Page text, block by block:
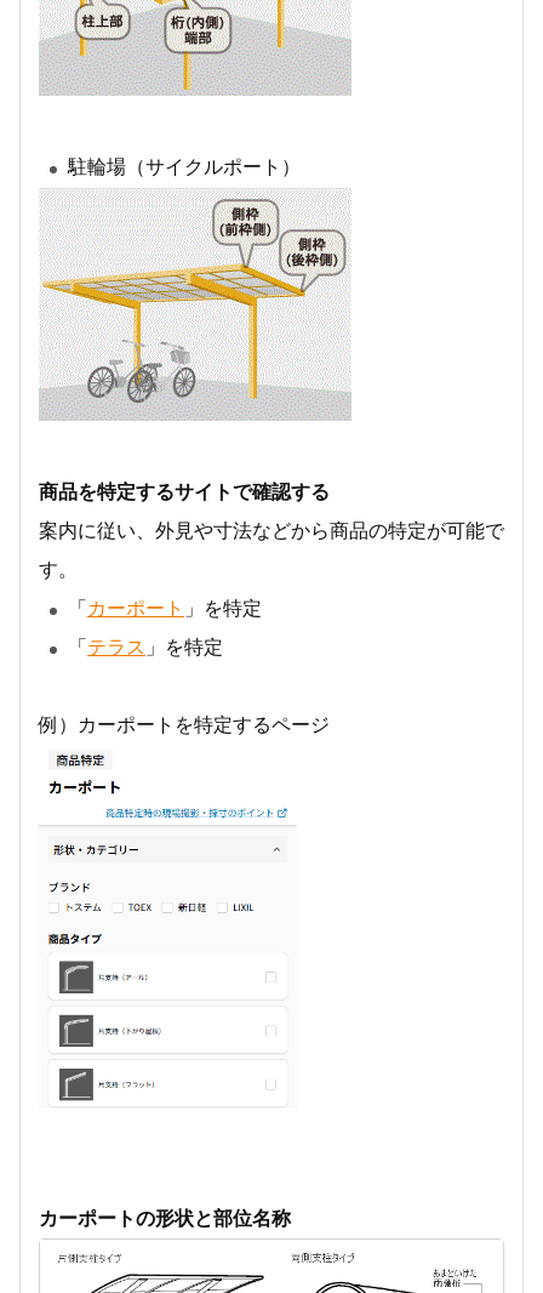
駐輪場（サイクルポート）
商品を特定するサイトで確認する
案内に従い、外見や寸法などから商品の特定が可能で
す。
「 カーポート 」を特定
「 テラス 」を特定
例）カーポートを特定するページ
カーポートの形状と部位名称